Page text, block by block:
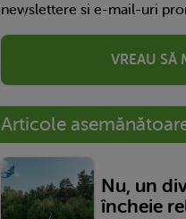
newslettere si e-mail-uri
VREAU SĂ
Articole
Nu, un
încheie